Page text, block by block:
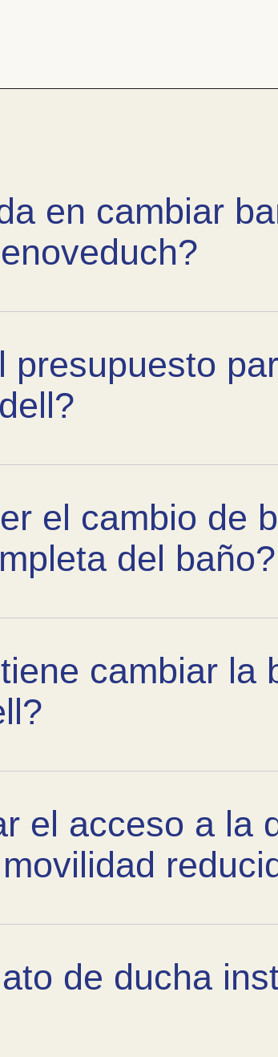
–
en cambiar
presupuesto
el cambio de
del baño?
cambiar la
el acceso a la
de ducha